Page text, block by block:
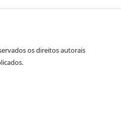
os direitos autorais